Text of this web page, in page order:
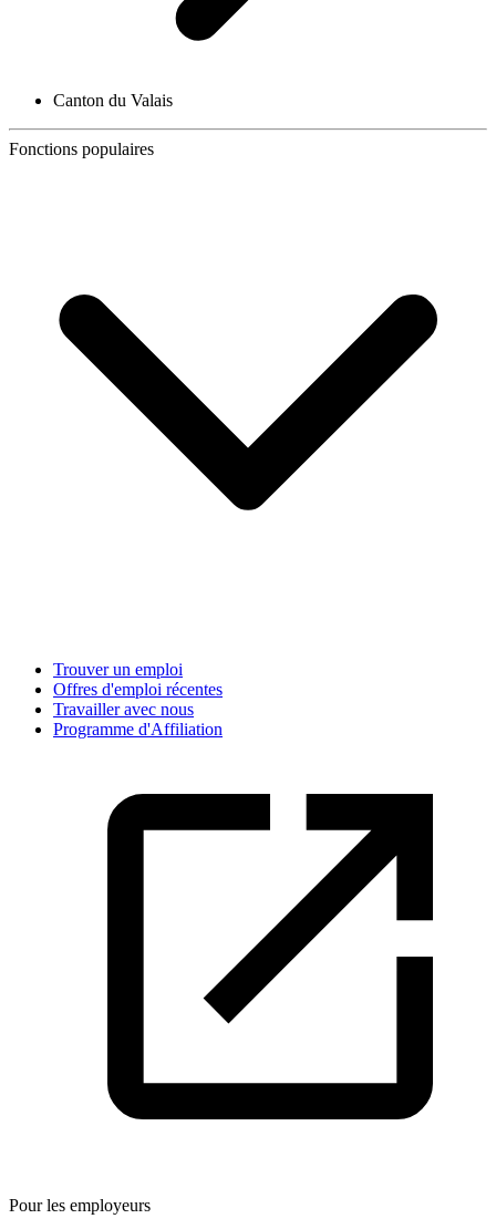
Canton du Valais
Fonctions populaires
Trouver un emploi
Offres d'emploi récentes
Travailler avec nous
Programme d'Affiliation
Pour les employeurs